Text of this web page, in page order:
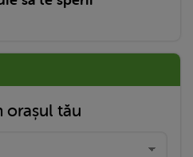
orașul tău